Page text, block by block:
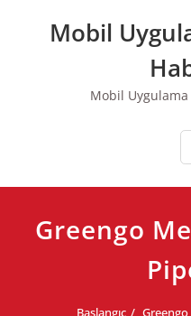
Mobil
Mobil
Greengo
Başlangıç